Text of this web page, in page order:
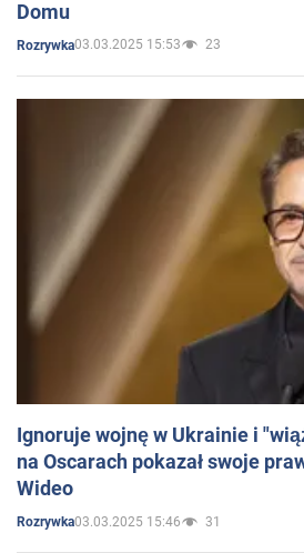
Domu
Rozrywka03.03.2025 15:53 23
Ignoruje wojnę w Ukrainie i
na Oscarach pokazał swoje
Wideo
Rozrywka03.03.2025 15:46 31